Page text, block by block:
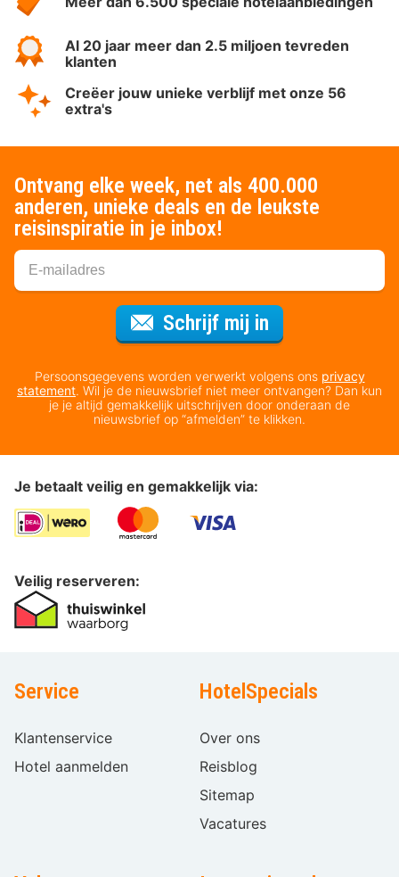
Al 20 jaar meer dan 2.5 miljoen tevreden
klanten
Creëer jouw unieke verblijf met onze 56
extra's
Ontvang elke week, net als 400.000
anderen, unieke deals en de leukste
reisinspiratie in je inbox!
Schrijf mij in
Persoonsgegevens worden verwerkt volgens ons privacy
statement. Wil je de nieuwsbrief niet meer ontvangen? Dan kun
je je altijd gemakkelijk uitschrijven door onderaan de
nieuwsbrief op “afmelden” te klikken.
Je betaalt veilig en gemakkelijk via:
Veilig reserveren:
Service
Klantenservice
Hotel aanmelden
HotelSpecials
Over ons
Reisblog
Sitemap
Vacatures